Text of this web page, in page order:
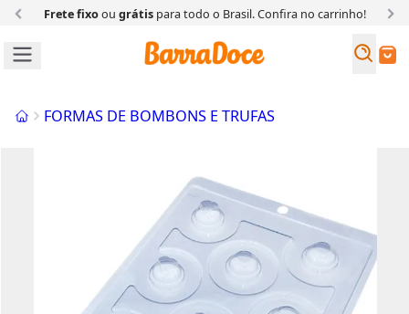
Frete fixoou grátispara todo o Brasil. Confira no carrinho!
Buscar
InícioFORMAS DE BOMBONS E TRUFAS